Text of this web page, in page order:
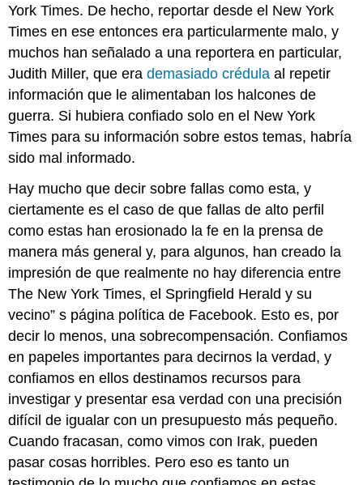
York Times. De hecho, reportar desde el New York
Times en ese entonces era particularmente malo, y
muchos han señalado a una reportera en particular,
Judith Miller, que erademasiado crédula al repetir
información que le alimentaban los halcones de
guerra. Si hubiera confiado solo en el New York
Times para su información sobre estos temas, habría
sido mal informado.
Hay mucho que decir sobre fallas como esta, y
ciertamente es el caso de que fallas de alto perfil
como estas han erosionado la fe en la prensa de
manera más general y, para algunos, han creado la
impresión de que realmente no hay diferencia entre
The New York Times, el Springfield Herald y su
vecino” s página política de Facebook. Esto es, por
decir lo menos, una sobrecompensación. Confiamos
en papeles importantes para decirnos la verdad, y
confiamos en ellos destinamos recursos para
investigar y presentar esa verdad con una precisión
difícil de igualar con un presupuesto más pequeño.
Cuando fracasan, como vimos con Irak, pueden
pasar cosas horribles. Pero eso es tanto un